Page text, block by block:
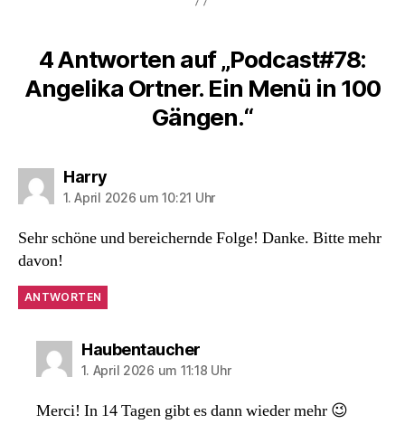
4 Antworten auf „Podcast#78:
Angelika Ortner. Ein Menü in 100
Gängen.“
Harrysagt:
1. April 2026 um 10:21 Uhr
Sehr schöne und bereichernde Folge! Danke. Bitte mehr
davon!
ANTWORTEN
Haubentauchersagt:
1. April 2026 um 11:18 Uhr
Merci! In 14 Tagen gibt es dann wieder mehr 😉